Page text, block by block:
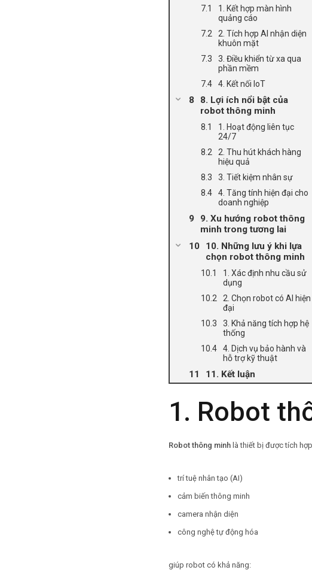
1. Kết hợp màn hình
quảng cáo
2. Tích hợp AI nhận diện
khuôn mặt
3. Điều khiển từ xa qua
phần mềm
4. Kết nối IoT
8. Lợi ích nổi bật của
robot thông minh
1. Hoạt động liên tục
24/7
2. Thu hút khách hàng
hiệu quả
3. Tiết kiệm nhân sự
4. Tăng tính hiện đại cho
doanh nghiệp
9. Xu hướng robot thông
minh trong tương lai
10. Những lưu ý khi lựa
chọn robot thông minh
1. Xác định nhu cầu sử
dụng
2. Chọn robot có AI hiện
đại
3. Khả năng tích hợp hệ
thống
4. Dịch vụ bảo hành và
hỗ trợ kỹ thuật
11. Kết luận
1. Robot
Robot thông minh là thiết bị được tích
trí tuệ nhân tạo (AI)
cảm biến thông minh
camera nhận diện
công nghệ tự động hóa
giúp robot có khả năng: